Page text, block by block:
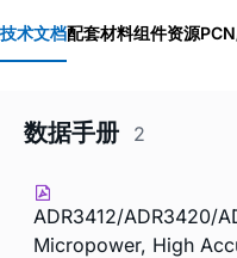
技术文档配套材料组件资源
数据手册 2
ADR3412/ADR3420/
Micropower, High